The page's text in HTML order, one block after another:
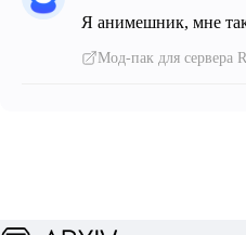
Я анимешник, мне
Мод-пак для сервера